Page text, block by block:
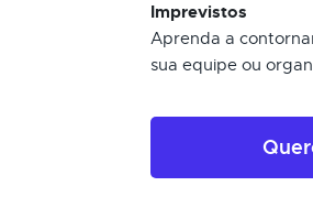
Imprevistos
Aprenda a
sua equipe ou